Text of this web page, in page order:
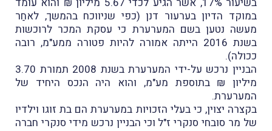
במוקד הדיון בערעור דנן (כפי שניווכח בהמשך, לאחַר
מעשה נטען בשם המערערת כי עסקת המכר לרוכשות
בשנת 2016 הייתה אמורה להיות פטורה ממע"מ, רובה
ככולה).
הבניין נרכש על-ידי המערערת בשנת 2008 תמורת 3.70
מיליון ₪ בתוספת מע"מ, והוא היה הנכס היחיד של
המערערת.
בקצרה יצוין, כי בעלי הזכויות במערערת הם בת זוגו וילדיו
של מר סובחי סנקרי ז"ל וכי הבניין נרכש מידי סנקרי חברה